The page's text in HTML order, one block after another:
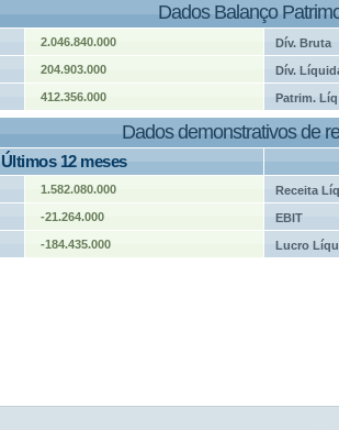
Dados Balanço
2.046.840.000 Dív. Bruta
204.903.000 Dív.
412.356.000 Patrim. Líq
Dados demonstrativos de
Últimos 12 meses
1.582.080.000 Receita
-21.264.000 EBIT
-184.435.000 Lucro